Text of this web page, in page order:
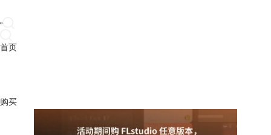
首页
购买